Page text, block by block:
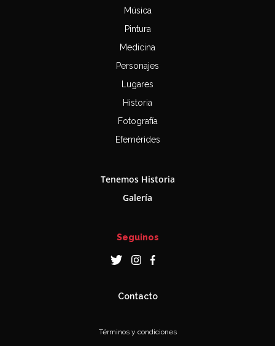
Música
Pintura
Medicina
Personajes
Lugares
Historia
Fotografía
Efemérides
Tenemos Historia
Galería
Seguinos
Contacto
Términos y condiciones